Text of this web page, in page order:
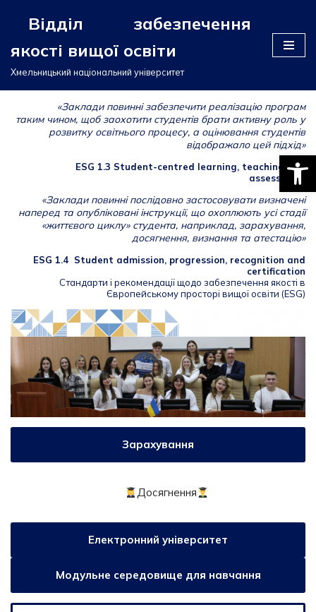
до
вмісту
Відділ забезпечення
якості вищої освіти
Хмельницький національний університет
«Заклади повинні забезпечити реалізацію програм
таким чином, щоб заохотити студентів брати активну роль у
розвитку освітнього процесу, а оцінювання студентів
відображало цей підхід»
ESG 1.3 Student-centred learning, teaching and
assessment
«Заклади повинні послідовно застосовувати визначені
наперед та опубліковані інструкції, що охоплюють усі стадії
«життєвого циклу» студента, наприклад, зарахування,
досягнення, визнання та атестацію»
ESG 1.4 Student admission, progression, recognition and
certification
Стандарти і рекомендації щодо забезпечення якості в
Європейському просторі вищої освіти (ESG)
Зарахування
Досягнення
Електронний університет
Модульне середовище для навчання